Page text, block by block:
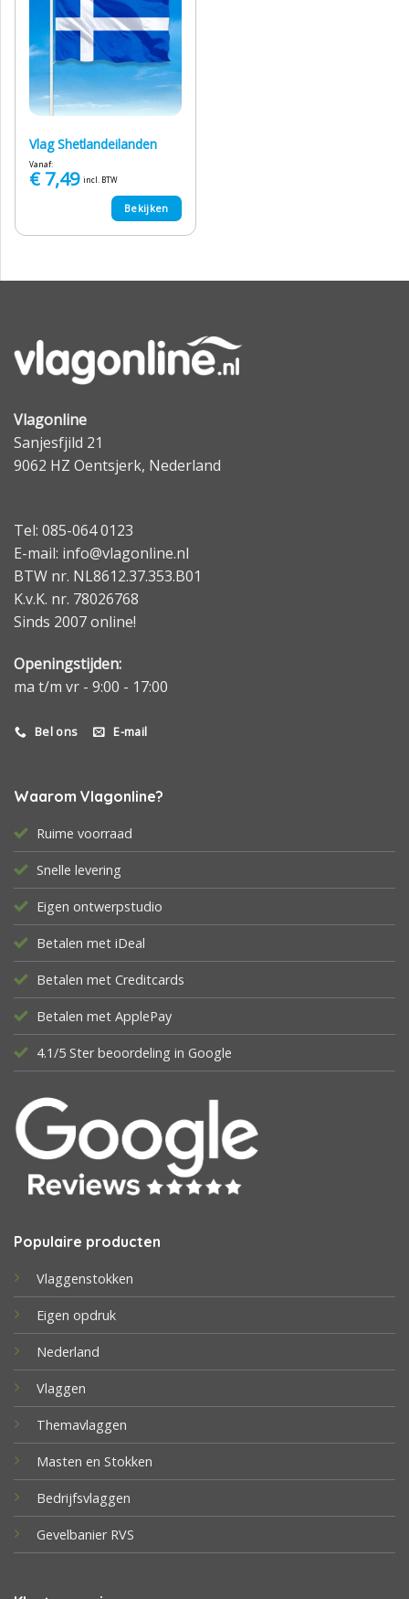
Vlag Shetlandeilanden
Vanaf:
€7,49 incl. BTW
Bekijken
Vlagonline
Sanjesfjild 21
9062 HZ Oentsjerk, Nederland
Tel: 085-064 0123
E-mail: info@vlagonline.nl
BTW nr. NL8612.37.353.B01
K.v.K. nr. 78026768
Sinds 2007 online!
Openingstijden:
ma t/m vr - 9:00 - 17:00
Bel ons E-mail
Waarom Vlagonline?
Ruime voorraad
Snelle levering
Eigen ontwerpstudio
Betalen met iDeal
Betalen met Creditcards
Betalen met ApplePay
4.1/5 Ster beoordeling in Google
Populaire producten
Vlaggenstokken
Eigen opdruk
Nederland
Vlaggen
Themavlaggen
Masten en Stokken
Bedrijfsvlaggen
Gevelbanier RVS